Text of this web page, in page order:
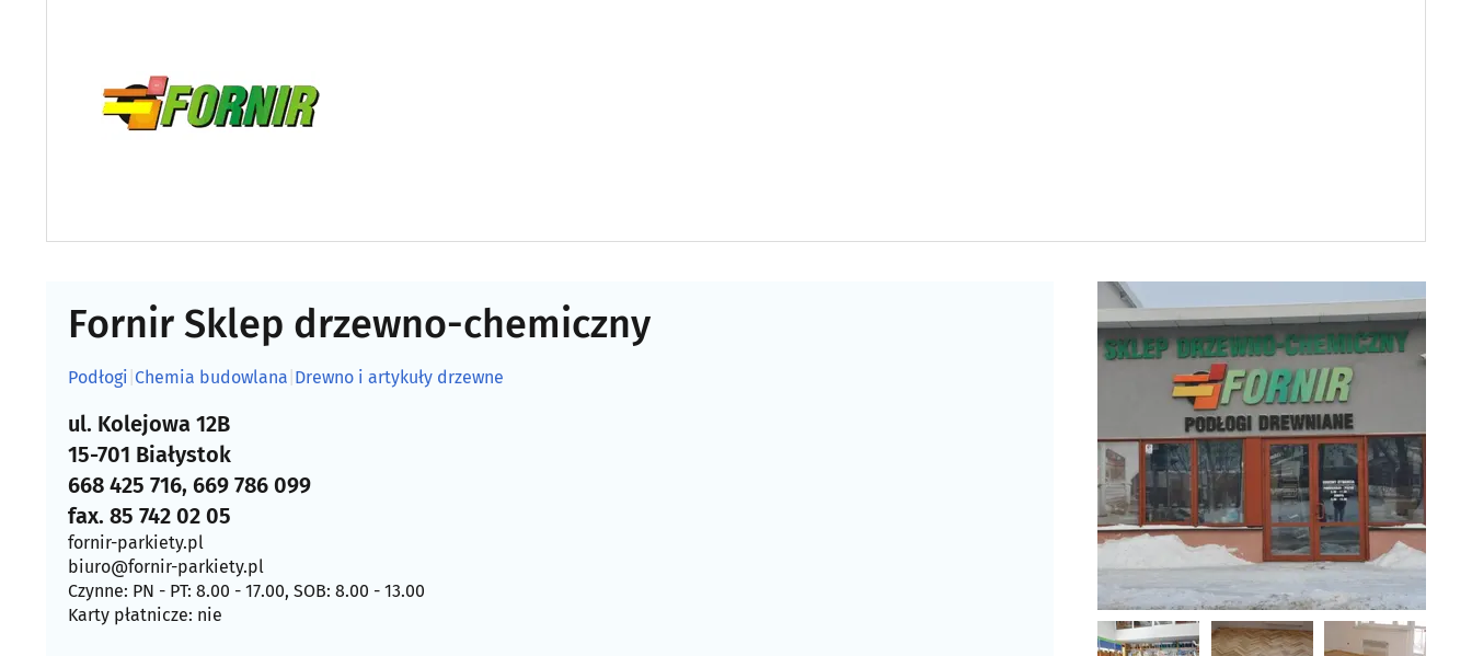
Fornir Sklep drzewno-chemiczny
Podłogi Chemia budowlana Drewno i artykuły drzewne
ul. Kolejowa 12B
15-701 Białystok
668 425 716, 669 786 099
fax. 85 742 02 05
fornir-parkiety.pl
biuro@fornir-parkiety.pl
Czynne: PN - PT: 8.00 - 17.00, SOB: 8.00 - 13.00
Karty płatnicze: nie